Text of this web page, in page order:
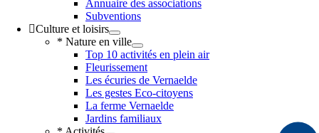
Annuaire des associations
Subventions
Culture et loisirs
* Nature en ville
Top 10 activités en plein air
Fleurissement
Les écuries de Vernaelde
Les gestes Eco-citoyens
La ferme Vernaelde
Jardins familiaux